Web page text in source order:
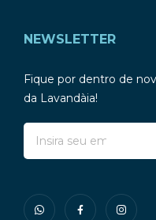
NEWSLETTER
Fique por dentro de
da Lavandàia!